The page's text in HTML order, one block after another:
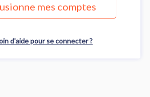
mes comptes
d'aide pour se connecter ?